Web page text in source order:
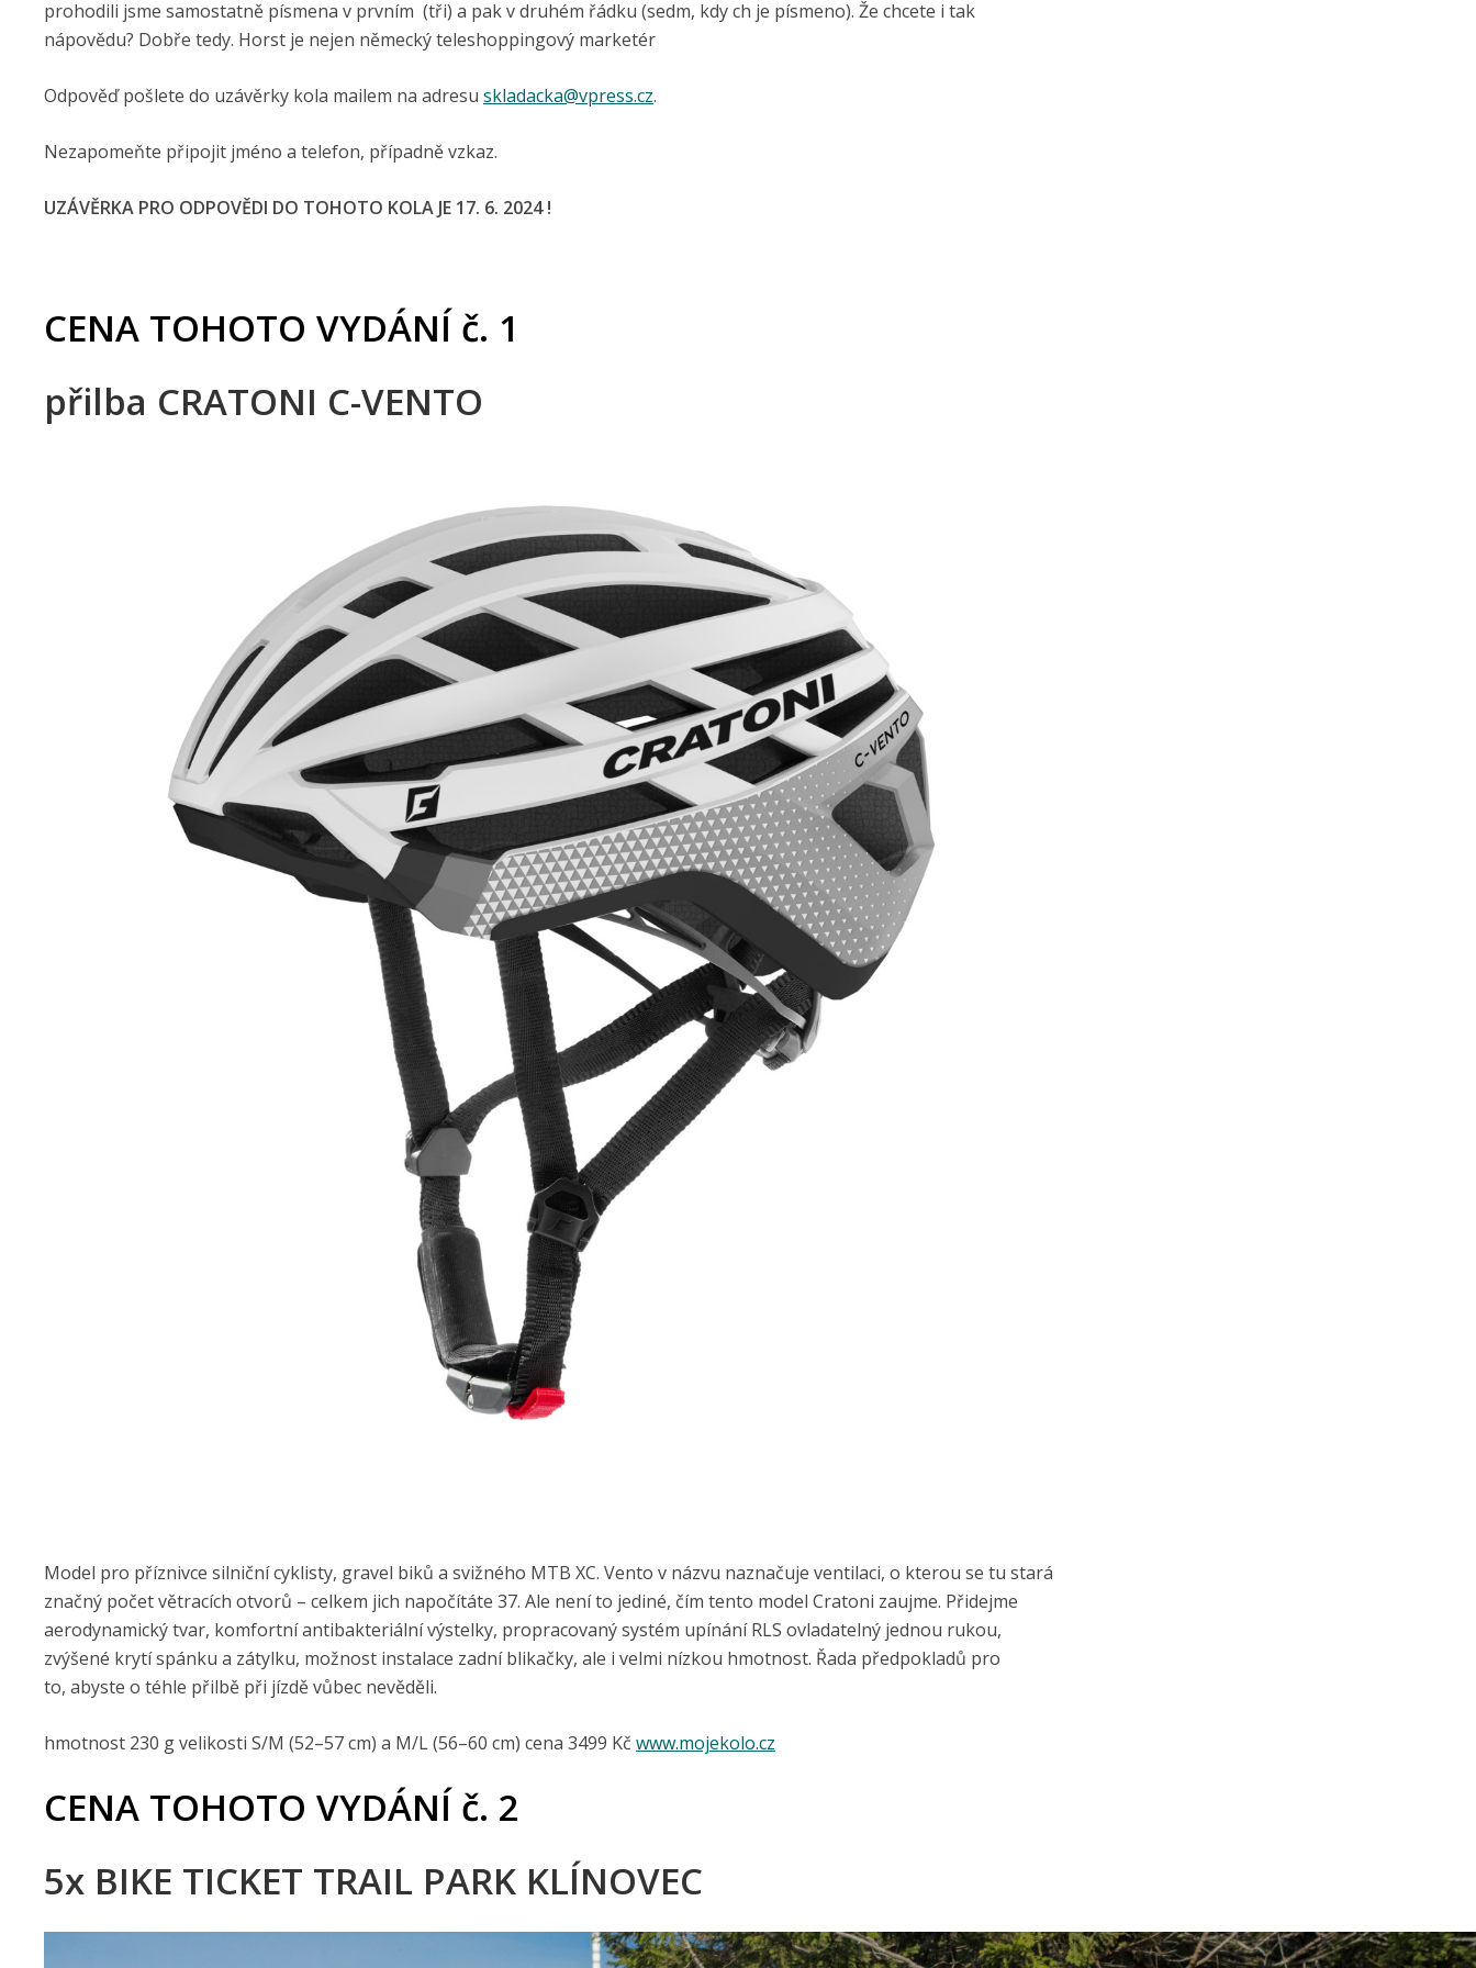
prohodili jsme samostatně písmena v prvním (tři) a pak v druhém řádku (sedm, kdy ch je písmeno). Že chcete i tak
nápovědu? Dobře tedy. Horst je nejen německý teleshoppingový marketér
Odpověď pošlete do uzávěrky kola mailem na adresu skladacka@vpress.cz.
Nezapomeňte připojit jméno a telefon, případně vzkaz.
UZÁVĚRKA PRO ODPOVĚDI DO TOHOTO KOLA JE 17. 6. 2024 !
CENA TOHOTO VYDÁNÍ č. 1
přilba CRATONI C-VENTO
Model pro příznivce silniční cyklisty, gravel biků a svižného MTB XC. Vento v názvu naznačuje ventilaci, o kterou se tu stará
značný počet větracích otvorů – celkem jich napočítáte 37. Ale není to jediné, čím tento model Cratoni zaujme. Přidejme
aerodynamický tvar, komfortní antibakteriální výstelky, propracovaný systém upínání RLS ovladatelný jednou rukou,
zvýšené krytí spánku a zátylku, možnost instalace zadní blikačky, ale i velmi nízkou hmotnost. Řada předpokladů pro
to, abyste o téhle přilbě při jízdě vůbec nevěděli.
hmotnost 230 g velikosti S/M (52–57 cm) a M/L (56–60 cm) cena 3499 Kč www.mojekolo.cz
CENA TOHOTO VYDÁNÍ č. 2
5x BIKE TICKET TRAIL PARK KLÍNOVEC